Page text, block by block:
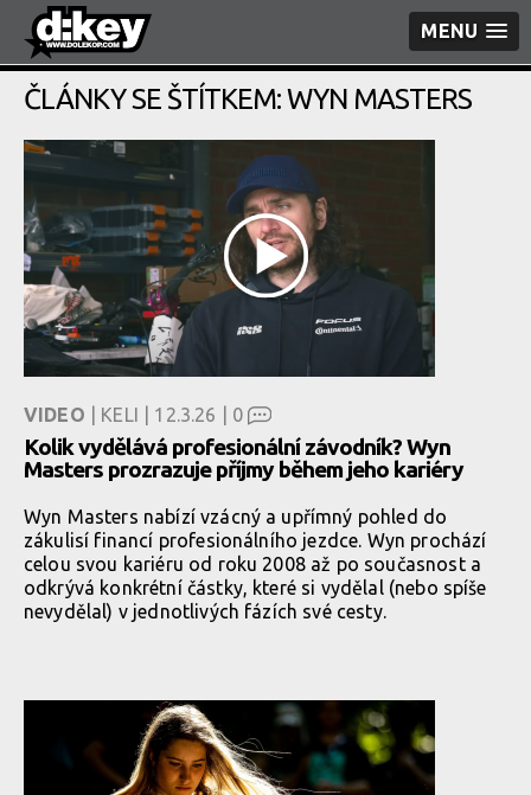
MENU
ČLÁNKY SE ŠTÍTKEM: WYN MASTERS
VIDEO | KELI | 12.3.26 | 0
Kolik vydělává profesionální závodník? Wyn
Masters prozrazuje příjmy během jeho kariéry
Wyn Masters nabízí vzácný a upřímný pohled do
zákulisí financí profesionálního jezdce. Wyn prochází
celou svou kariéru od roku 2008 až po současnost a
odkrývá konkrétní částky, které si vydělal (nebo spíše
nevydělal) v jednotlivých fázích své cesty.